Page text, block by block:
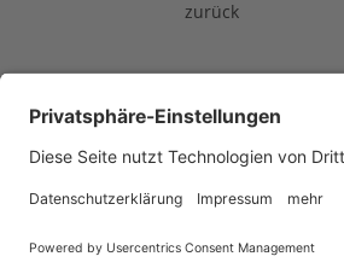
zurück
Impressum
©